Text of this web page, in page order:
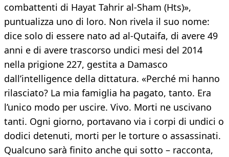
combattenti di Hayat Tahrir al-Sham (Hts)»,
puntualizza uno di loro. Non rivela il suo nome:
dice solo di essere nato ad al-Qutaifa, di avere 49
anni e di avere trascorso undici mesi del 2014
nella prigione 227, gestita a Damasco
dall’intelligence della dittatura. «Perché mi hanno
rilasciato? La mia famiglia ha pagato, tanto. Era
l’unico modo per uscire. Vivo. Morti ne uscivano
tanti. Ogni giorno, portavano via i corpi di undici o
dodici detenuti, morti per le torture o assassinati.
Qualcuno sarà finito anche qui sotto – racconta,